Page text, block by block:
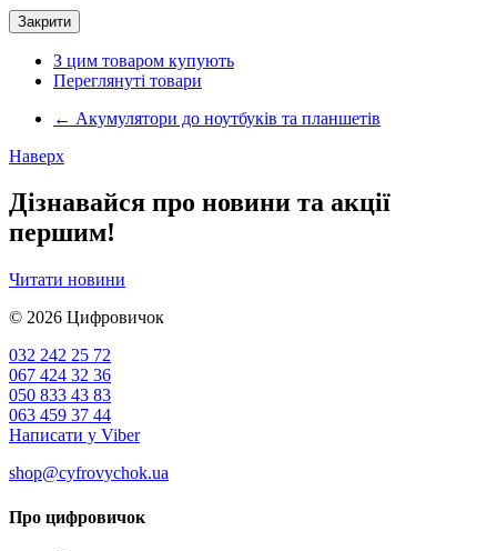
Закрити
З цим товаром купують
Переглянуті товари
← Акумулятори до ноутбуків та планшетів
Наверх
Дізнавайся про новини та акції
першим!
Читати новини
© 2026 Цифровичок
032 242 25 72
067 424 32 36
050 833 43 83
063 459 37 44
Написати у Viber
shop@cyfrovychok.ua
Про цифровичок